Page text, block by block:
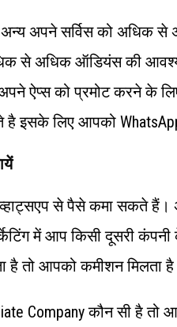
अन्य अपने सर्विस को अधिक
से अधिक ऑडियंस की
ऐप्स को प्रमोट करने के
लिए आपको WhatsApp
व्हाट्सएप से पैसे कमा सकते
में आप किसी दूसरी
है तो आपको कमीशन मिलता
Company कौन सी है